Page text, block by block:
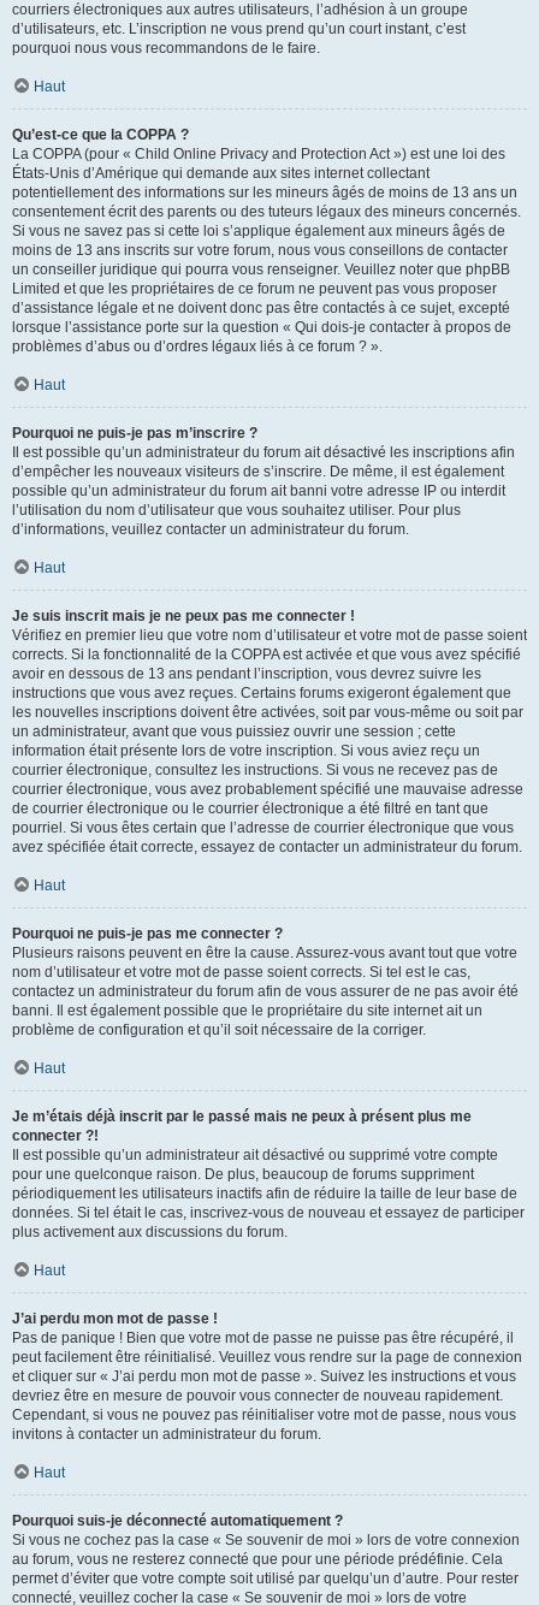
courriers électroniques aux autres utilisateurs, l’adhésion à un groupe
d’utilisateurs, etc. L’inscription ne vous prend qu’un court instant, c’est
pourquoi nous vous recommandons de le faire.
Haut
Qu’est-ce que la COPPA ?
La COPPA (pour « Child Online Privacy and Protection Act ») est une loi des
États-Unis d’Amérique qui demande aux sites internet collectant
potentiellement des informations sur les mineurs âgés de moins de 13 ans un
consentement écrit des parents ou des tuteurs légaux des mineurs concernés.
Si vous ne savez pas si cette loi s’applique également aux mineurs âgés de
moins de 13 ans inscrits sur votre forum, nous vous conseillons de contacter
un conseiller juridique qui pourra vous renseigner. Veuillez noter que phpBB
Limited et que les propriétaires de ce forum ne peuvent pas vous proposer
d’assistance légale et ne doivent donc pas être contactés à ce sujet, excepté
lorsque l’assistance porte sur la question « Qui dois-je contacter à propos de
problèmes d’abus ou d’ordres légaux liés à ce forum ? ».
Haut
Pourquoi ne puis-je pas m’inscrire ?
Il est possible qu’un administrateur du forum ait désactivé les inscriptions afin
d’empêcher les nouveaux visiteurs de s’inscrire. De même, il est également
possible qu’un administrateur du forum ait banni votre adresse IP ou interdit
l’utilisation du nom d’utilisateur que vous souhaitez utiliser. Pour plus
d’informations, veuillez contacter un administrateur du forum.
Haut
Je suis inscrit mais je ne peux pas me connecter !
Vérifiez en premier lieu que votre nom d’utilisateur et votre mot de passe soient
corrects. Si la fonctionnalité de la COPPA est activée et que vous avez spécifié
avoir en dessous de 13 ans pendant l’inscription, vous devrez suivre les
instructions que vous avez reçues. Certains forums exigeront également que
les nouvelles inscriptions doivent être activées, soit par vous-même ou soit par
un administrateur, avant que vous puissiez ouvrir une session ; cette
information était présente lors de votre inscription. Si vous aviez reçu un
courrier électronique, consultez les instructions. Si vous ne recevez pas de
courrier électronique, vous avez probablement spécifié une mauvaise adresse
de courrier électronique ou le courrier électronique a été filtré en tant que
pourriel. Si vous êtes certain que l’adresse de courrier électronique que vous
avez spécifiée était correcte, essayez de contacter un administrateur du forum.
Haut
Pourquoi ne puis-je pas me connecter ?
Plusieurs raisons peuvent en être la cause. Assurez-vous avant tout que votre
nom d’utilisateur et votre mot de passe soient corrects. Si tel est le cas,
contactez un administrateur du forum afin de vous assurer de ne pas avoir été
banni. Il est également possible que le propriétaire du site internet ait un
problème de configuration et qu’il soit nécessaire de la corriger.
Haut
Je m’étais déjà inscrit par le passé mais ne peux à présent plus me
connecter ?!
Il est possible qu’un administrateur ait désactivé ou supprimé votre compte
pour une quelconque raison. De plus, beaucoup de forums suppriment
périodiquement les utilisateurs inactifs afin de réduire la taille de leur base de
données. Si tel était le cas, inscrivez-vous de nouveau et essayez de participer
plus activement aux discussions du forum.
Haut
J’ai perdu mon mot de passe !
Pas de panique ! Bien que votre mot de passe ne puisse pas être récupéré, il
peut facilement être réinitialisé. Veuillez vous rendre sur la page de connexion
et cliquer sur « J’ai perdu mon mot de passe ». Suivez les instructions et vous
devriez être en mesure de pouvoir vous connecter de nouveau rapidement.
Cependant, si vous ne pouvez pas réinitialiser votre mot de passe, nous vous
invitons à contacter un administrateur du forum.
Haut
Pourquoi suis-je déconnecté automatiquement ?
Si vous ne cochez pas la case « Se souvenir de moi » lors de votre connexion
au forum, vous ne resterez connecté que pour une période prédéfinie. Cela
permet d’éviter que votre compte soit utilisé par quelqu’un d’autre. Pour rester
connecté, veuillez cocher la case « Se souvenir de moi » lors de votre